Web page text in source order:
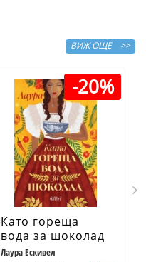
ВИЖ ОЩЕ >>
-20%
Като гореща
вода за шоколад
(ново издание)
Лаура Ескивел